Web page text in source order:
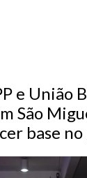
e União
São
base